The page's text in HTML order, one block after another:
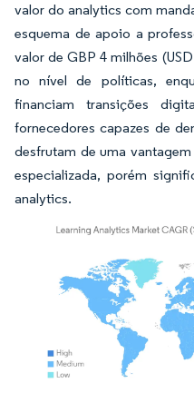
valor do analytics com
esquema de apoio a
valor de GBP 4 milhões
no nível de políticas,
financiam transições
fornecedores capazes de
desfrutam de uma
especializada, porém
analytics.